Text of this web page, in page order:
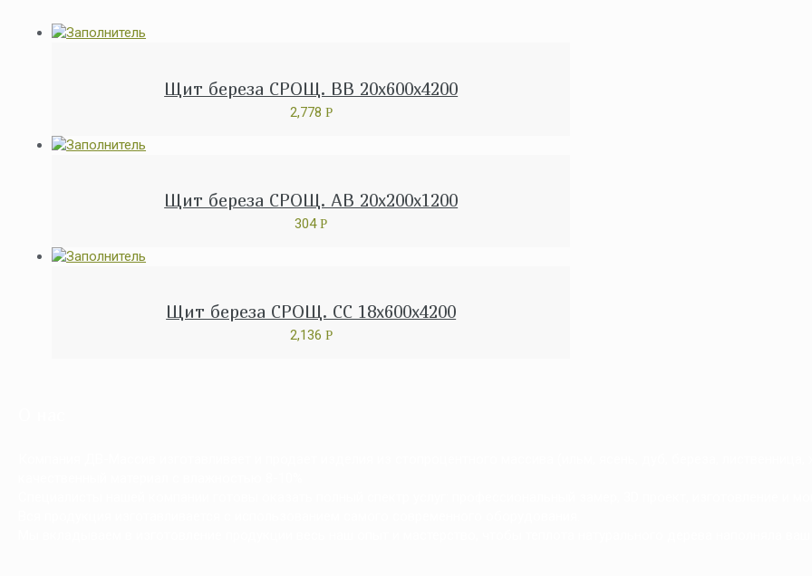
Щит береза СРОЩ. ВВ 20x600x4200
2,778 Р
Щит береза СРОЩ. АВ 20x200x1200
304Р
Щит береза СРОЩ. СС 18x600x4200
2,136 Р